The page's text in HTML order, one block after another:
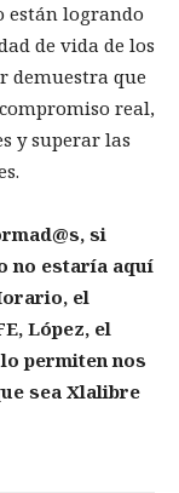
están logrando
de vida de los
demuestra que
real,
y superar las
si
no estaría aquí
el
López, el
permiten nos
sea Xlalibre